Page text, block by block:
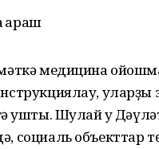
медицина
ҡушты. Шулай уҡ
социаль